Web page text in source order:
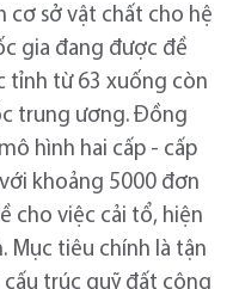
cơ sở vật chất cho hệ
gia đang được đề
tỉnh từ 63 xuống còn
trung ương. Đồng
hình hai cấp - cấp
khoảng 5000 đơn
cho việc cải tổ, hiện
Mục tiêu chính là tận
trúc quỹ đất công